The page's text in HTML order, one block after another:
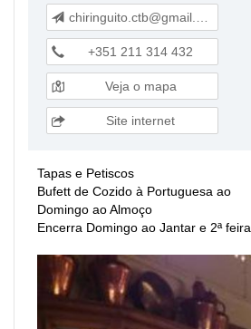
chiringuito.ctb@gmail.com
+351 211 314 432
Veja o mapa
Site internet
Tapas e Petiscos
Bufett de Cozido à Portuguesa ao
Domingo ao Almoço
Encerra Domingo ao Jantar e 2ª feira